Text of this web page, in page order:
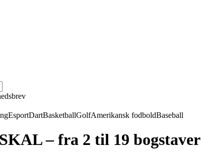
EsportDartBasketballGolfAmerikansk fodboldBaseball
– fra 2 til 19 bogstaver